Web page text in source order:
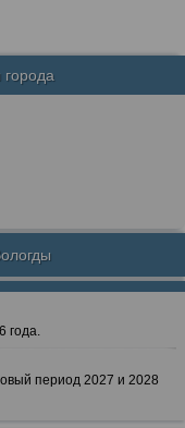
года.
период 2027 и 2028